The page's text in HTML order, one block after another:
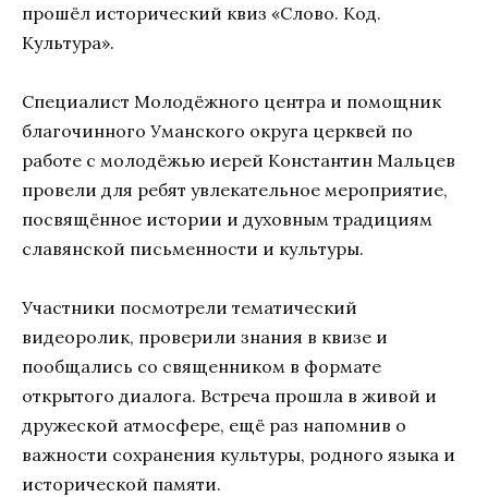
прошёл исторический квиз «Слово. Код.
Культура».
Специалист Молодёжного центра и помощник
благочинного Уманского округа церквей по
работе с молодёжью иерей Константин Мальцев
провели для ребят увлекательное мероприятие,
посвящённое истории и духовным традициям
славянской письменности и культуры.
Участники посмотрели тематический
видеоролик, проверили знания в квизе и
пообщались со священником в формате
открытого диалога. Встреча прошла в живой и
дружеской атмосфере, ещё раз напомнив о
важности сохранения культуры, родного языка и
исторической памяти.